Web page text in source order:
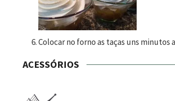
Colocar no forno as taças uns minutos
ACESSÓRIOS